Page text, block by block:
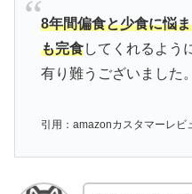
8年間偏食と少食に悩
も完食してくれるよう
有り難うございました。
引用：amazonカスタマーレビ